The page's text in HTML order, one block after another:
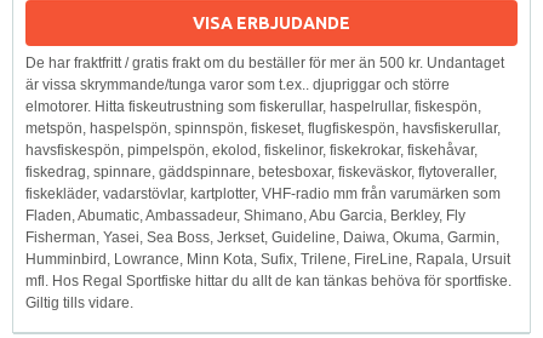
VISA ERBJUDANDE
De har fraktfritt / gratis frakt om du beställer för mer än 500 kr. Undantaget
är vissa skrymmande/tunga varor som t.ex.. djupriggar och större
elmotorer. Hitta fiskeutrustning som fiskerullar, haspelrullar, fiskespön,
metspön, haspelspön, spinnspön, fiskeset, flugfiskespön, havsfiskerullar,
havsfiskespön, pimpelspön, ekolod, fiskelinor, fiskekrokar, fiskehåvar,
fiskedrag, spinnare, gäddspinnare, betesboxar, fiskeväskor, flytoveraller,
fiskekläder, vadarstövlar, kartplotter, VHF-radio mm från varumärken som
Fladen, Abumatic, Ambassadeur, Shimano, Abu Garcia, Berkley, Fly
Fisherman, Yasei, Sea Boss, Jerkset, Guideline, Daiwa, Okuma, Garmin,
Humminbird, Lowrance, Minn Kota, Sufix, Trilene, FireLine, Rapala, Ursuit
mfl. Hos Regal Sportfiske hittar du allt de kan tänkas behöva för sportfiske.
Giltig tills vidare.